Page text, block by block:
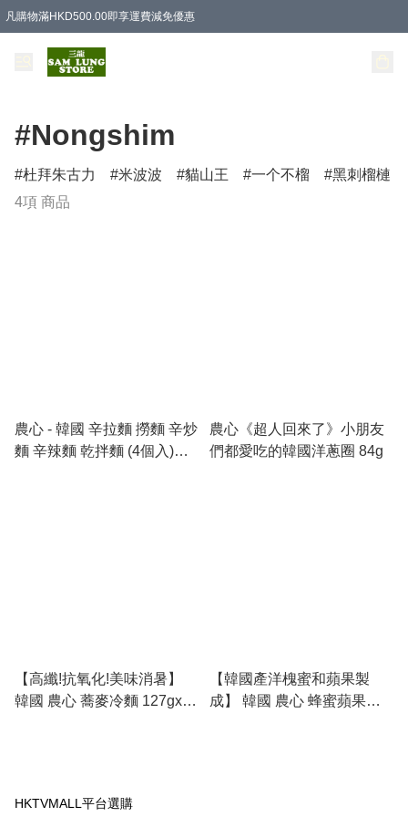
凡購物滿HKD500.00即享運費減免優惠
#Nongshim
杜拜朱古力 米波波 貓山王 一个不榴
黑刺榴槤
4項 商品
農心 - 韓國 辛拉麵 撈麵 辛炒
麵 辛辣麵 乾拌麵 (4個入)
農心《超人回來了》小朋友
們都愛吃的韓國洋蔥圈 84g
【高纖!抗氧化!美味消暑】
韓國 農心 蕎麥冷麵 127gx5
【韓國產洋槐蜜和蘋果製
成】 韓國 農心 蜂蜜蘋果脆
HKTVMALL平台選購